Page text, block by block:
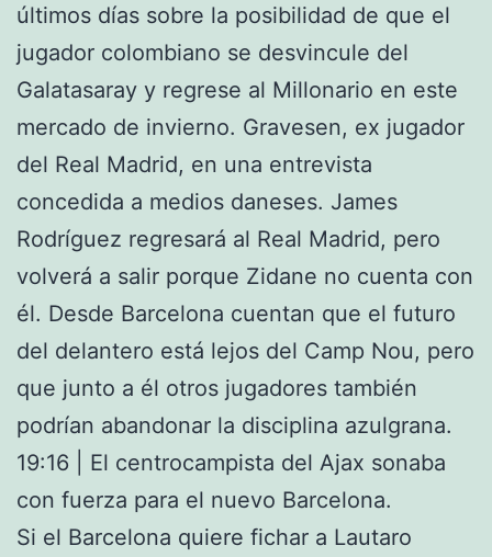
últimos días sobre la posibilidad de que el
jugador colombiano se desvincule del
Galatasaray y regrese al Millonario en este
mercado de invierno. Gravesen, ex jugador
del Real Madrid, en una entrevista
concedida a medios daneses. James
Rodríguez regresará al Real Madrid, pero
volverá a salir porque Zidane no cuenta con
él. Desde Barcelona cuentan que el futuro
del delantero está lejos del Camp Nou, pero
que junto a él otros jugadores también
podrían abandonar la disciplina azulgrana.
19:16 | El centrocampista del Ajax sonaba
con fuerza para el nuevo Barcelona.
Si el Barcelona quiere fichar a Lautaro